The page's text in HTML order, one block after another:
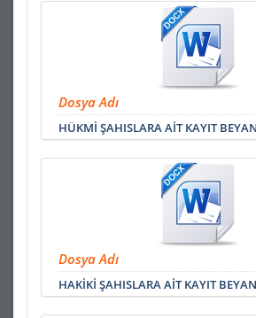
Dosya Adı
HÜKMİ ŞAHISLARA AİT KAYIT
Dosya Adı
HAKİKİ ŞAHISLARA AİT KAYIT